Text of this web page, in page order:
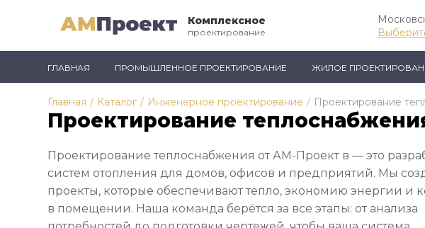
Комплексное
проектирование
ГЛАВНАЯ ПРОМЫШЛЕННОЕ ПРОЕКТИРОВАНИЕ ЖИЛОЕ
Главная / Каталог / Инженерное проектирование / Проектирование
Проектирование
Проектирование теплоснабжения от АМ-Проект в — это
систем отопления для домов, офисов и предприятий. Мы
проекты, которые обеспечивают тепло, экономию энергии и
в помещении. Наша команда берётся за все этапы: от анализа